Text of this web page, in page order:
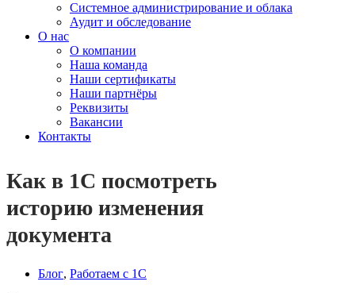
Системное администрирование и облака
Аудит и обследование
О нас
О компании
Наша команда
Наши сертификаты
Наши партнёры
Реквизиты
Вакансии
Контакты
Как в 1С посмотреть
историю изменения
документа
Блог, Работаем с 1С